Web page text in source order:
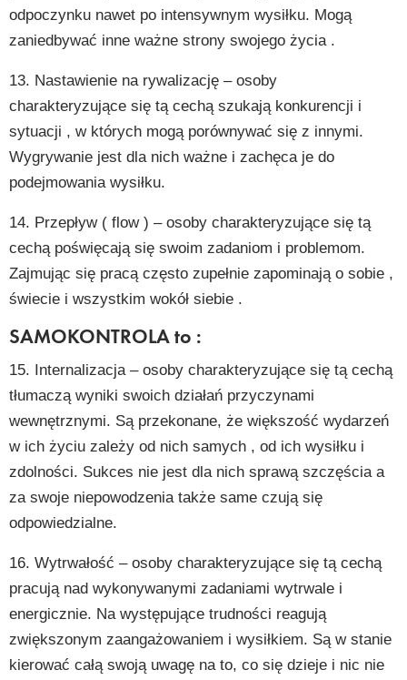
odpoczynku nawet po intensywnym wysiłku. Mogą
zaniedbywać inne ważne strony swojego życia .
13. Nastawienie na rywalizację – osoby
charakteryzujące się tą cechą szukają konkurencji i
sytuacji , w których mogą porównywać się z innymi.
Wygrywanie jest dla nich ważne i zachęca je do
podejmowania wysiłku.
14. Przepływ ( flow ) – osoby charakteryzujące się tą
cechą poświęcają się swoim zadaniom i problemom.
Zajmując się pracą często zupełnie zapominają o sobie ,
świecie i wszystkim wokół siebie .
SAMOKONTROLA to :
15. Internalizacja – osoby charakteryzujące się tą cechą
tłumaczą wyniki swoich działań przyczynami
wewnętrznymi. Są przekonane, że większość wydarzeń
w ich życiu zależy od nich samych , od ich wysiłku i
zdolności. Sukces nie jest dla nich sprawą szczęścia a
za swoje niepowodzenia także same czują się
odpowiedzialne.
16. Wytrwałość – osoby charakteryzujące się tą cechą
pracują nad wykonywanymi zadaniami wytrwale i
energicznie. Na występujące trudności reagują
zwiększonym zaangażowaniem i wysiłkiem. Są w stanie
kierować całą swoją uwagę na to, co się dzieje i nic nie